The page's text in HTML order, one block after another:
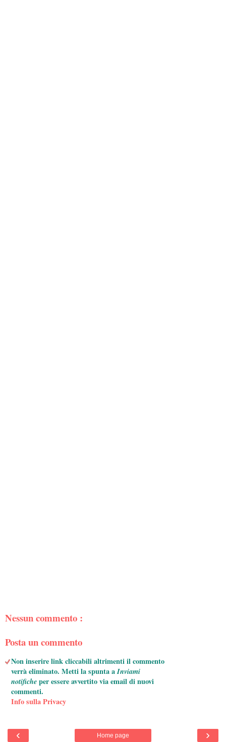
Nessun commento :
Posta un commento
Non inserire link cliccabili altrimenti il commento
verrà eliminato. Metti la spunta aInviami
notificheper essere avvertito via email di nuovi
commenti.
Info sulla Privacy
‹ ›
Home page